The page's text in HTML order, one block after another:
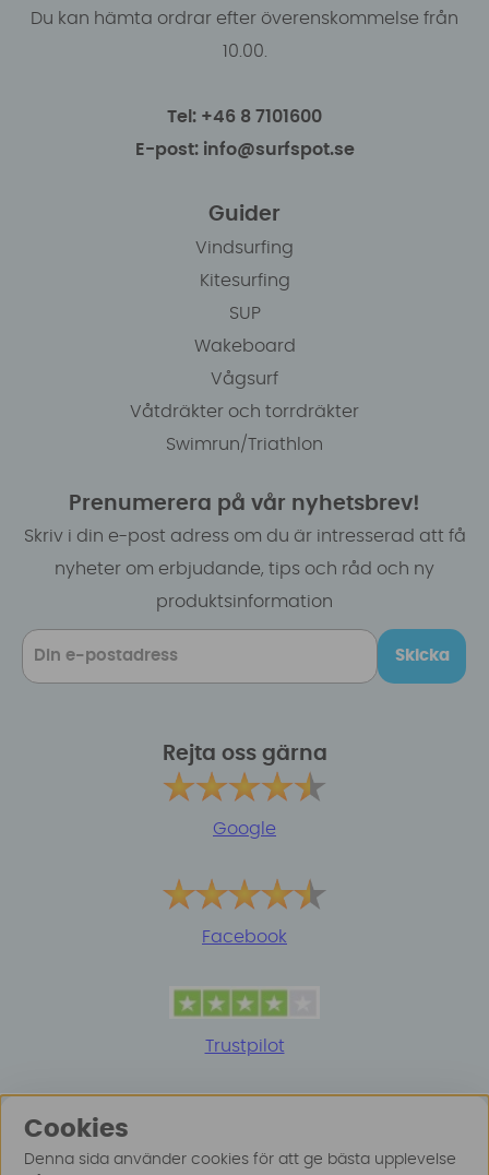
Du kan hämta ordrar efter överenskommelse från
10.00.
Tel: +46 8 7101600
E-post: info@surfspot.se
Guider
Vindsurfing
Kitesurfing
SUP
Wakeboard
Vågsurf
Våtdräkter och torrdräkter
Swimrun/Triathlon
Prenumerera på vår nyhetsbrev!
Skriv i din e-post adress om du är intresserad att få
nyheter om erbjudande, tips och råd och ny
produktsinformation
Skicka
Rejta oss gärna
Google
Facebook
Trustpilot
Cookies
Denna sida använder cookies för att ge bästa upplevelse